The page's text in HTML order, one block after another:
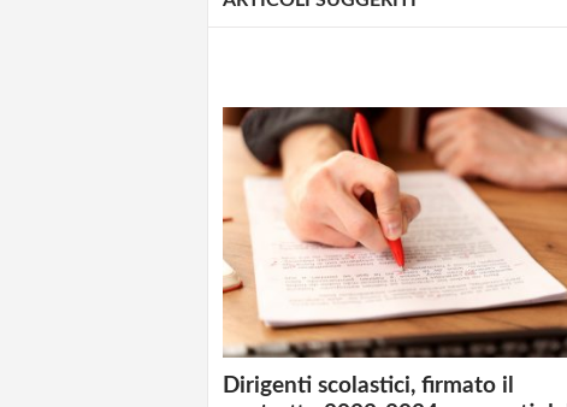
Dirigenti scolastici, firmato il